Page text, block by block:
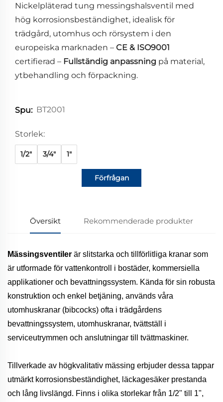
Nickelpläterad tung messingshalsventil med
hög korrosionsbeständighet, idealisk för
trädgård, utomhus och rörsystem i den
europeiska marknaden – CE & ISO9001
certifierad – Fullständig anpassning på material,
ytbehandling och förpackning.
Spu: BT2001
Storlek:
1/2" 3/4" 1"
Förfrågan
Översikt Rekommenderade produkter
Mässingsventiler är slitstarka och tillförlitliga kranar som
är utformade för vattenkontroll i bostäder, kommersiella
applikationer och bevattningssystem. Kända för sin robusta
konstruktion och enkel betjäning, används våra
utomhuskranar (bibcocks) ofta i trädgårdens
bevattningssystem, utomhuskranar, tvättställ i
serviceutrymmen och anslutningar till tvättmaskiner.
Tillverkade av högkvalitativ mässing erbjuder dessa tappar
utmärkt korrosionsbeständighet, läckagesäker prestanda
och lång livslängd. Finns i olika storlekar från 1/2" till 1",